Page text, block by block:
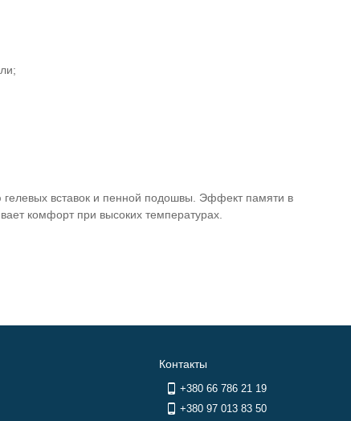
гелевых вставок и пенной подошвы. Эффект памяти в
комфорт при высоких температурах.
Контакты
+380 66 786 21 19
+380 97 013 83 50